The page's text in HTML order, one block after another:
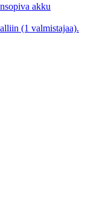
akku
(1 valmistajaa).